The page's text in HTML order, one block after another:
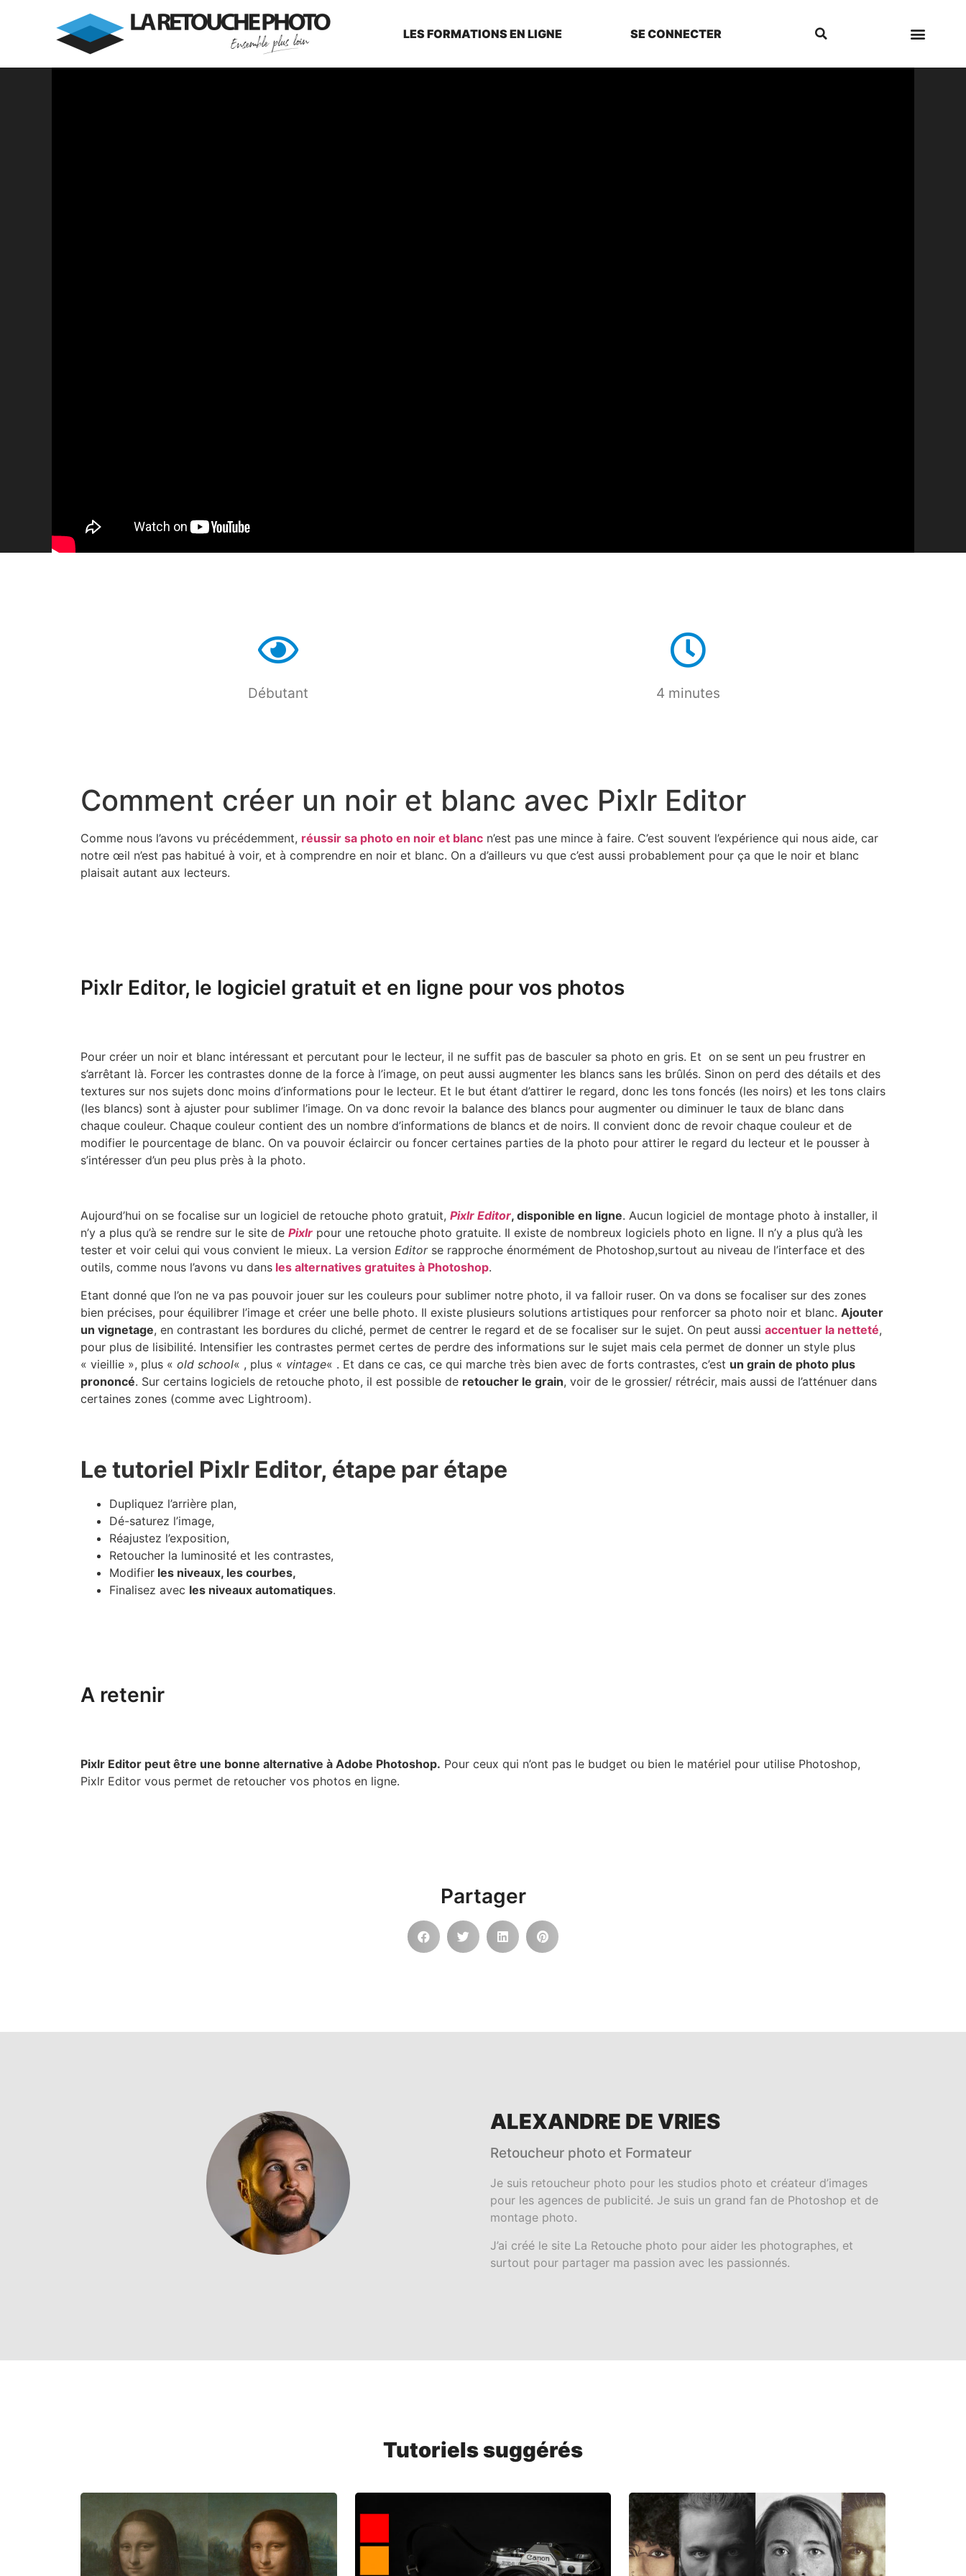
LES FORMATIONS EN LIGNE SE CONNECTER
Débutant 4 minutes
Comment créer un noir et blanc avec Pixlr Editor
Comme nous l’avons vu précédemment, réussir sa photo en noir et blanc n’est pas une mince à faire. C’est souvent l’expérience qui nous aide, car
notre œil n’est pas habitué à voir, et à comprendre en noir et blanc. On a d’ailleurs vu que c’est aussi probablement pour ça que le noir et blanc
plaisait autant aux lecteurs.
Pixlr Editor, le logiciel gratuit et en ligne pour vos photos
Pour créer un noir et blanc intéressant et percutant pour le lecteur, il ne suffit pas de basculer sa photo en gris. Et on se sent un peu frustrer en
s’arrêtant là. Forcer les contrastes donne de la force à l’image, on peut aussi augmenter les blancs sans les brûlés. Sinon on perd des détails et des
textures sur nos sujets donc moins d’informations pour le lecteur. Et le but étant d’attirer le regard, donc les tons foncés (les noirs) et les tons clairs
(les blancs) sont à ajuster pour sublimer l’image. On va donc revoir la balance des blancs pour augmenter ou diminuer le taux de blanc dans
chaque couleur. Chaque couleur contient des un nombre d’informations de blancs et de noirs. Il convient donc de revoir chaque couleur et de
modifier le pourcentage de blanc. On va pouvoir éclaircir ou foncer certaines parties de la photo pour attirer le regard du lecteur et le pousser à
s’intéresser d’un peu plus près à la photo.
Aujourd’hui on se focalise sur un logiciel de retouche photo gratuit, Pixlr Editor, disponible en ligne. Aucun logiciel de montage photo à installer, il
n’y a plus qu’à se rendre sur le site de Pixlr pour une retouche photo gratuite. Il existe de nombreux logiciels photo en ligne. Il n’y a plus qu’à les
tester et voir celui qui vous convient le mieux. La version Editorse rapproche énormément de Photoshop,surtout au niveau de l’interface et des
outils, comme nous l’avons vu dans les alternatives gratuites à Photoshop.
Etant donné que l’on ne va pas pouvoir jouer sur les couleurs pour sublimer notre photo, il va falloir ruser. On va dons se focaliser sur des zones
bien précises, pour équilibrer l’image et créer une belle photo. Il existe plusieurs solutions artistiques pour renforcer sa photo noir et blanc. Ajouter
un vignetage, en contrastant les bordures du cliché, permet de centrer le regard et de se focaliser sur le sujet. On peut aussi accentuer la netteté,
pour plus de lisibilité. Intensifier les contrastes permet certes de perdre des informations sur le sujet mais cela permet de donner un style plus
« vieillie », plus « old school« , plus « vintage« . Et dans ce cas, ce qui marche très bien avec de forts contrastes, c’est un grain de photo plus
prononcé. Sur certains logiciels de retouche photo, il est possible de retoucher le grain, voir de le grossier/ rétrécir, mais aussi de l’atténuer dans
certaines zones (comme avec Lightroom).
Le tutoriel Pixlr Editor, étape par étape
Dupliquez l’arrière plan,
Dé-saturez l’image,
Réajustez l’exposition,
Retoucher la luminosité et les contrastes,
Modifier les niveaux, les courbes,
Finalisez avec les niveaux automatiques.
A retenir
Pixlr Editor peut être une bonne alternative à Adobe Photoshop. Pour ceux qui n’ont pas le budget ou bien le matériel pour utilise Photoshop,
Pixlr Editor vous permet de retoucher vos photos en ligne.
Partager
ALEXANDRE DE VRIES
Retoucheur photo et Formateur​
Je suis retoucheur photo pour les studios photo et créateur d’images
pour les agences de publicité. Je suis un grand fan de Photoshop et de
montage photo.
J’ai créé le site La Retouche photo pour aider les photographes, et
surtout pour partager ma passion avec les passionnés.
Tutoriels suggérés